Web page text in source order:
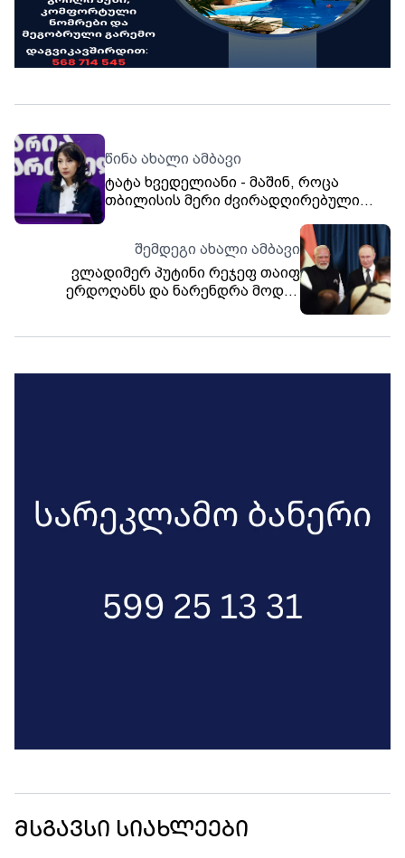
წინა ახალი ამბავი
ტატა ხვედელიანი - მაშინ, როცა
თბილისის მერი ძვირადღირებული
თბილისში უამრავი პრობლემა
მოუგვარებელია - მისი ეს „ვოიაჟი“
სრულად ამხელს „ოცნების”
კორუმპირებულ და ცინიკურ სისტემას
შემდეგი ახალი ამბავი
ვლადიმერ პუტინი რეჯეფ თაიფ
ერდოღანს და ნარენდრა მოდის
მსგავსი სიახლეები